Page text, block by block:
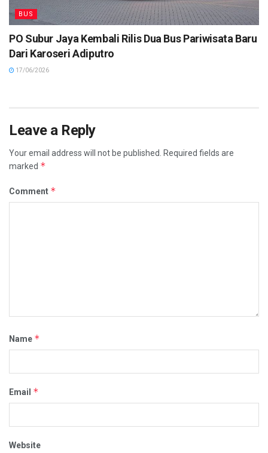
BUS
PO Subur Jaya Kembali Rilis Dua Bus Pariwisata Baru
Dari Karoseri Adiputro
17/06/2026
Leave a Reply
Your email address will not be published.
Required fields are
marked *
Comment *
Name *
Email *
Website